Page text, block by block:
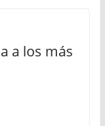
a los más